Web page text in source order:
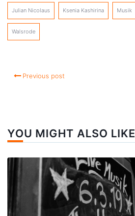
Julian Nicolaus Ksenia Kashirina Musik
Walsrode
Previous post
YOU MIGHT ALSO LIKE